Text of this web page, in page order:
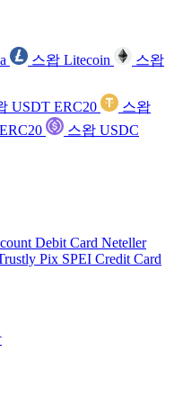
스왑 Litecoin
스왑
USDT ERC20
스왑
스왑 USDC
Debit Card Neteller
Pix SPEI Credit Card